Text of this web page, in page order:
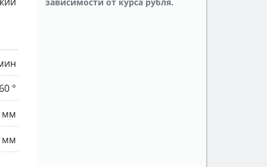
°
мм
мм
зависимости от курса рубля.